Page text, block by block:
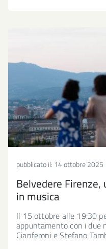
pubblicato il: 14 ottobre 2025
Belvedere
in musica
Il 15 ottobre alle 19:30
appuntamento con i due
Cianferoni e Stefano